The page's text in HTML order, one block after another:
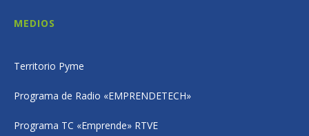
MEDIOS
Territorio Pyme
Programa de Radio «EMPRENDETECH»
Programa TC «Emprende» RTVE